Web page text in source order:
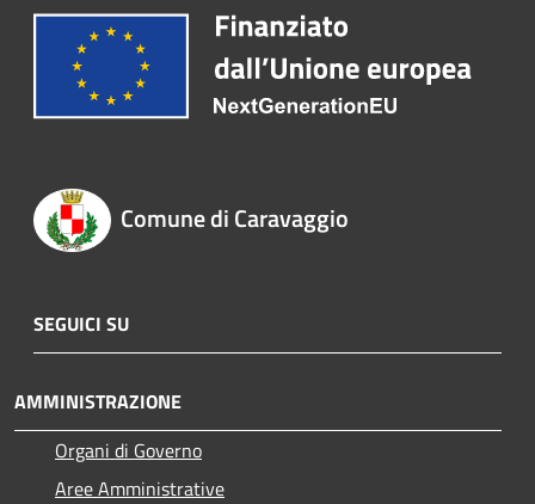
Comune di Caravaggio
SEGUICI SU
AMMINISTRAZIONE
Organi di Governo
Aree Amministrative